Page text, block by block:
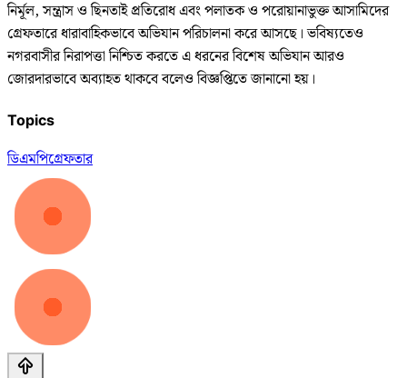
নির্মূল, সন্ত্রাস ও ছিনতাই প্রতিরোধ এবং পলাতক ও পরোয়ানাভুক্ত আসামিদের
গ্রেফতারে ধারাবাহিকভাবে অভিযান পরিচালনা করে আসছে। ভবিষ্যতেও
নগরবাসীর নিরাপত্তা নিশ্চিত করতে এ ধরনের বিশেষ অভিযান আরও
জোরদারভাবে অব্যাহত থাকবে বলেও বিজ্ঞপ্তিতে জানানো হয়।
Topics
ডিএমপিগ্রেফতার